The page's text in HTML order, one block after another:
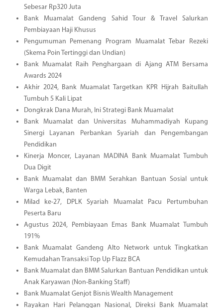
Sebesar Rp320 Juta
Bank Muamalat Gandeng Sahid Tour & Travel Salurkan
Pembiayaan Haji Khusus
Pengumuman Pemenang Program Muamalat Tebar Rezeki
(Skema Poin Tertinggi dan Undian)
Bank Muamalat Raih Penghargaan di Ajang ATM Bersama
Awards 2024
Akhir 2024, Bank Muamalat Targetkan KPR Hijrah Baitullah
Tumbuh 5 Kali Lipat
Dongkrak Dana Murah, Ini Strategi Bank Muamalat
Bank Muamalat dan Universitas Muhammadiyah Kupang
Sinergi Layanan Perbankan Syariah dan Pengembangan
Pendidikan
Kinerja Moncer, Layanan MADINA Bank Muamalat Tumbuh
Dua Digit
Bank Muamalat dan BMM Serahkan Bantuan Sosial untuk
Warga Lebak, Banten
Milad ke-27, DPLK Syariah Muamalat Pacu Pertumbuhan
Peserta Baru
Agustus 2024, Pembiayaan Emas Bank Muamalat Tumbuh
191%
Bank Muamalat Gandeng Alto Network untuk Tingkatkan
Kemudahan Transaksi Top Up Flazz BCA
Bank Muamalat dan BMM Salurkan Bantuan Pendidikan untuk
Anak Karyawan (Non-Banking Staff)
Bank Muamalat Genjot Bisnis Wealth Management
Rayakan Hari Pelanggan Nasional, Direksi Bank Muamalat